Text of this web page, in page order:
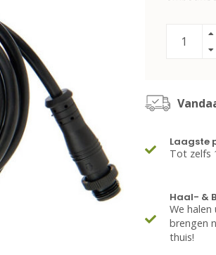
Laagste
Tot zelfs
Haal- &
We
brengen
thuis!